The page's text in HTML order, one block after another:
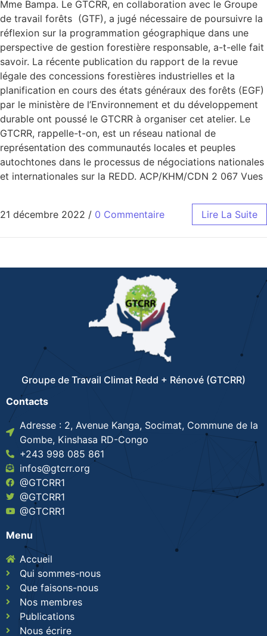
Mme Bampa. Le GTCRR, en collaboration avec le Groupe
de travail forêts (GTF), a jugé nécessaire de poursuivre la
réflexion sur la programmation géographique dans une
perspective de gestion forestière responsable, a-t-elle fait
savoir. La récente publication du rapport de la revue
légale des concessions forestières industrielles et la
planification en cours des états généraux des forêts (EGF)
par le ministère de l’Environnement et du développement
durable ont poussé le GTCRR à organiser cet atelier. Le
GTCRR, rappelle-t-on, est un réseau national de
représentation des communautés locales et peuples
autochtones dans le processus de négociations nationales
et internationales sur la REDD. ACP/KHM/CDN 2 067 Vues
21 décembre 2022 / 0 Commentaire Lire La Suite
Groupe de Travail Climat Redd + Rénové (GTCRR)
Contacts
Adresse : 2, Avenue Kanga, Socimat, Commune de la
Gombe, Kinshasa RD-Congo
+243 998 085 861
infos@gtcrr.org
@GTCRR1
@GTCRR1
@GTCRR1
Menu
Accueil
Qui sommes-nous
Que faisons-nous
Nos membres
Publications
Nous écrire